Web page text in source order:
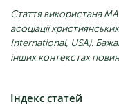
Стаття використана
асоціації
International, USA).
інших контекстах
Індекс статей